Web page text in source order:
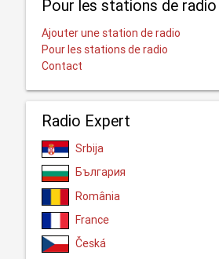
Pour les stations de radio
Ajouter une station de radio
Pour les stations de radio
Contact
Radio Expert
Srbija
България
România
France
Česká